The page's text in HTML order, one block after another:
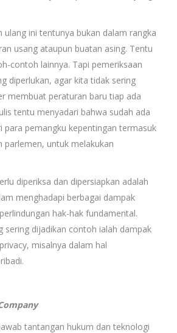
ulang ini tentunya bukan dalam rangka
usang ataupun buatan asing. Tentu
contoh lainnya. Tapi pemeriksaan
diperlukan, agar kita tidak sering
membuat peraturan baru tiap ada
tentu menyadari bahwa sudah ada
para pemangku kepentingan termasuk
parlemen, untuk melakukan
diperiksa dan dipersiapkan adalah
menghadapi berbagai dampak
hak-hak fundamental.
sering dijadikan contoh ialah dampak
misalnya dalam hal
tantangan hukum dan teknologi